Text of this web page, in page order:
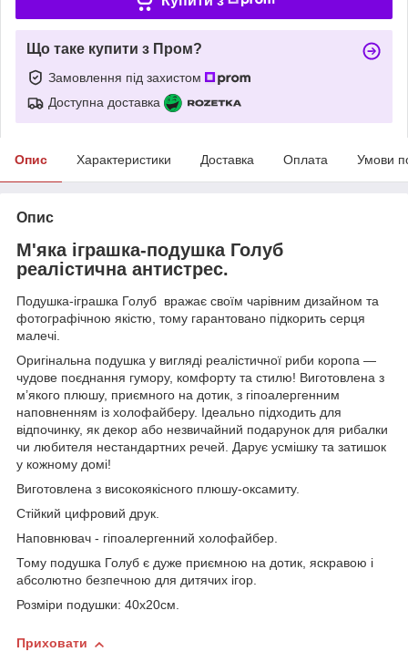
Що таке купити з Пром?
Замовлення під захистом
Доступна доставка
Опис Характеристики Доставка Оплата Умови
Опис
М'яка іграшка-подушка Голуб
реалістична антистрес.
Подушка-іграшка Голуб вражає своїм чарівним дизайном та
фотографічною якістю, тому гарантовано підкорить серця
малечі.
Оригінальна подушка у вигляді реалістичної риби коропа —
чудове поєднання гумору, комфорту та стилю! Виготовлена з
м’якого плюшу, приємного на дотик, з гіпоалергенним
наповненням із холофайберу. Ідеально підходить для
відпочинку, як декор або незвичайний подарунок для рибалки
чи любителя нестандартних речей. Дарує усмішку та затишок
у кожному домі!
Виготовлена з високоякісного плюшу-оксамиту.
Стійкий цифровий друк.
Наповнювач - гіпоалергенний холофайбер.
Тому подушка Голуб є дуже приємною на дотик, яскравою і
абсолютно безпечною для дитячих ігор.
Розміри подушки: 40х20см.
Приховати